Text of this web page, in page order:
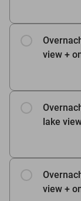
view +
lake
view +